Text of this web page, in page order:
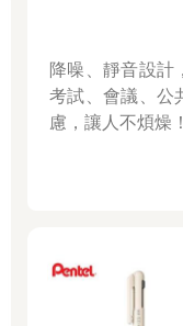
降噪、靜音設計
考試、會議、公
慮，讓人不煩燥！